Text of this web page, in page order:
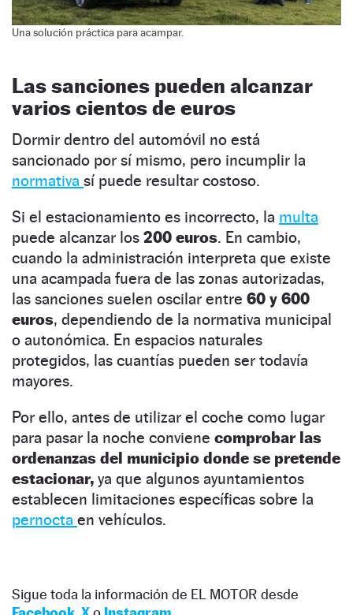
Una solución práctica para acampar.
Las sanciones pueden alcanzar
varios cientos de euros
Dormir dentro del automóvil no está
sancionado por sí mismo, pero incumplir la
normativa sí puede resultar costoso.
Si el estacionamiento es incorrecto, la multa
puede alcanzar los 200 euros. En cambio,
cuando la administración interpreta que existe
una acampada fuera de las zonas autorizadas,
las sanciones suelen oscilar entre 60 y 600
euros, dependiendo de la normativa municipal
o autonómica. En espacios naturales
protegidos, las cuantías pueden ser todavía
mayores.
Por ello, antes de utilizar el coche como lugar
para pasar la noche conviene comprobar las
ordenanzas del municipio donde se pretende
estacionar, ya que algunos ayuntamientos
establecen limitaciones específicas sobre la
pernocta en vehículos.
Sigue toda la información de EL MOTOR desde